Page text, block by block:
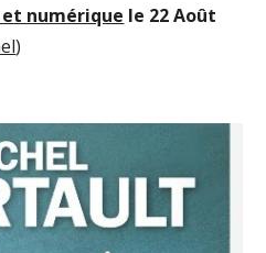
numérique le 22 Août
)